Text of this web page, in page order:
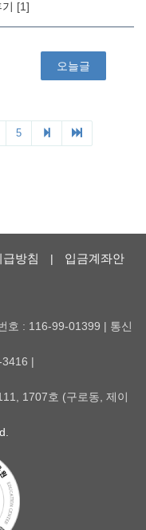
방침 |
입금계좌안
호 : 116-99-01399 | 통신
|
1707호 (구로동, 제이